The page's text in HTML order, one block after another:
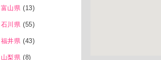
富山県 (13)
石川県 (55)
福井県 (43)
山梨県 (8)